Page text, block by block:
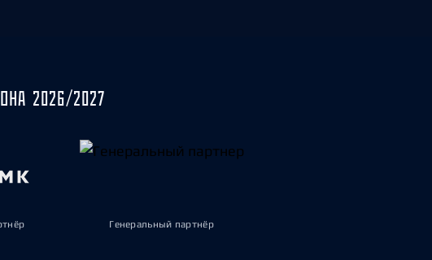
2026/2027
Генеральный партнёр